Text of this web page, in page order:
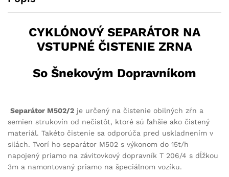
CYKLÓNOVÝ SEPARÁTOR NA
VSTUPNÉ ČISTENIE ZRNA
So Šnekovým Dopravníkom
Separátor M502/2 je určený na čistenie obilných zŕn a
semien strukovín od nečistôt, ktoré sú ľahšie ako čistený
materiál. Takéto čistenie sa odporúča pred uskladnením v
silách. Tvorí ho separátor M502 s výkonom do 15t/h
napojený priamo na závitovkový dopravník T 206/4 s dĺžkou
3m a namontovaný priamo na špeciálnom vozíku.